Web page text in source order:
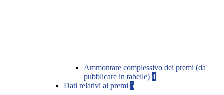
Ammontare complessivo dei premi (da
pubblicare in tabelle) 4
Dati relativi ai premi 5